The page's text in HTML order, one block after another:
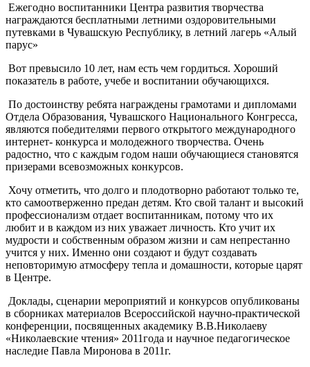
Ежегодно воспитанники Центра развития творчества
награждаются бесплатными летними оздоровительными
путевками в Чувашскую Республику, в летний лагерь «Алый
парус»
Вот превысило 10 лет, нам есть чем гордиться. Хороший
показатель в работе, учебе и воспитании обучающихся.
По достоинству ребята награждены грамотами и дипломами
Отдела Образования, Чувашского Национального Конгресса,
являются победителями первого открытого международного
интернет- конкурса и молодежного творчества. Очень
радостно, что с каждым годом наши обучающиеся становятся
призерами всевозможных конкурсов.
Хочу отметить, что долго и плодотворно работают только те,
кто самоотверженно предан детям. Кто свой талант и высокий
профессионализм отдает воспитанникам, потому что их
любит и в каждом из них уважает личность. Кто учит их
мудрости и собственным образом жизни и сам непрестанно
учится у них. Именно они создают и будут создавать
неповторимую атмосферу тепла и домашности, которые царят
в Центре.
Доклады, сценарии мероприятий и конкурсов опубликованы
в сборниках материалов Всероссийской научно-практической
конференции, посвященных академику В.В.Николаеву
«Николаевские чтения» 2011года и научное педагогическое
наследие Павла Миронова в 2011г.